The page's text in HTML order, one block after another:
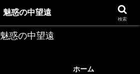
レトロなEFレンズ
魅惑の中望遠
ホーム
魅惑の中望遠
検索